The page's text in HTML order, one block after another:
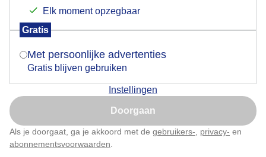
Elk moment opzegbaar
Gratis
Met persoonlijke advertenties
Gratis blijven gebruiken
Instellingen
Doorgaan
Als je doorgaat, ga je akkoord met de gebruikers- privacy- en
abonnementsvoorwaarden
Is goed, toon de popup
Nu niet, misschien later
Klik hierom dit aan te passen